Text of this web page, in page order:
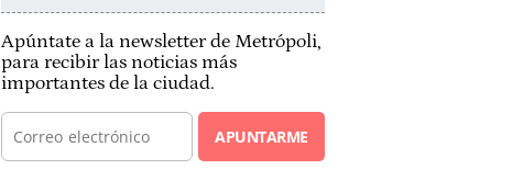
Apúntate a la newsletter de Metrópoli,
para recibir las noticias más
importantes de la ciudad.
APUNTARME